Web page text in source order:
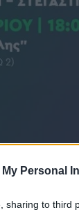
Personal
sharing to third